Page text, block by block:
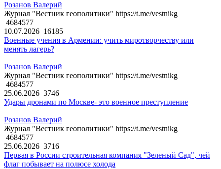
Розанов Валерий
Журнал "Вестник геополитики" https://t.me/vestnikg
4684577
10.07.2026 16185
Военные учения в Армении: учить миротворчеству или
менять лагерь?
Розанов Валерий
Журнал "Вестник геополитики" https://t.me/vestnikg
4684577
25.06.2026 3746
Удары дронами по Москве- это военное преступление
Розанов Валерий
Журнал "Вестник геополитики" https://t.me/vestnikg
4684577
25.06.2026 3716
Первая в России строительная компания "Зеленый Сад", чей
флаг побывает на полюсе холода